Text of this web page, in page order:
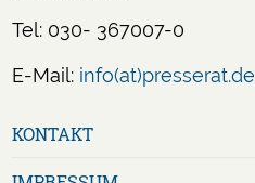
Tel: 030- 367007-0
E-Mail: info(at)presserat.de
überspringen
KONTAKT